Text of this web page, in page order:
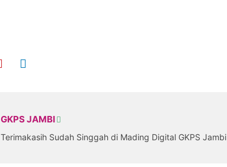
GKPS JAMBI
Terimakasih Sudah Singgah di Mading Digital GKPS Jambi